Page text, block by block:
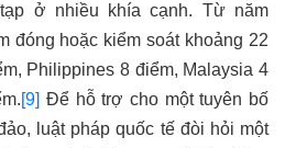
ở nhiều khía cạnh. Từ năm
đóng hoặc kiểm soát khoảng 22
Philippines 8 điểm, Malaysia 4
[9] Để hỗ trợ cho một tuyên bố
luật pháp quốc tế đòi hỏi một